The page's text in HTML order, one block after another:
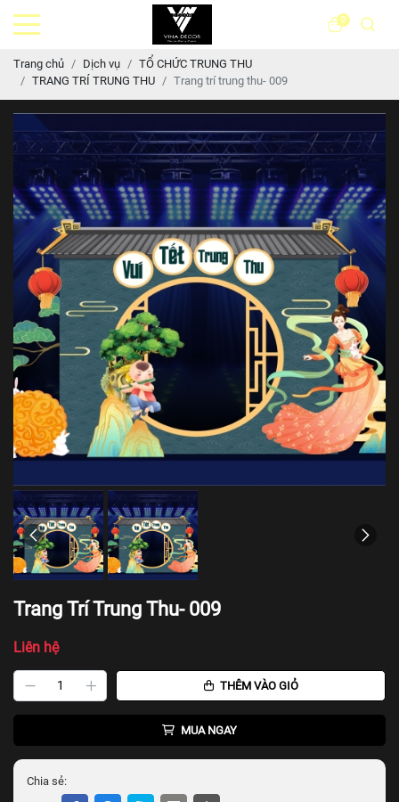
0
Trang chủ Dịch vụ
TỔ CHỨC TRUNG THU
TRANG TRÍ TRUNG THU
Trang trí trung thu- 009
Trang Trí Trung Thu- 009
Liên hệ
THÊM VÀO GIỎ
MUA NGAY
Chia sẻ: